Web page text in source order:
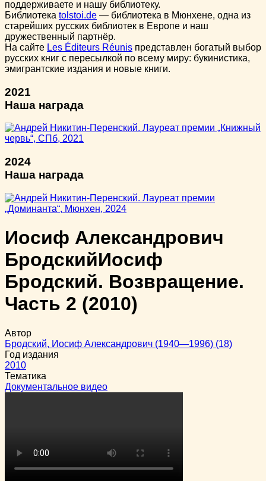
поддерживаете и нашу библиотеку.
Библиотека tolstoi.de — библиотека в Мюнхене, одна из
старейших русских библиотек в Европе и наш
дружественный партнёр.
На сайте Les Éditeurs Réunis представлен богатый выбор
русских книг с пересылкой по всему миру: букинистика,
эмигрантские издания и новые книги.
2021
Наша награда
2024
Наша награда
Иосиф Александрович
БродскийИосиф
Бродский. Возвращение.
Часть 2 (2010)
Автор
Бродский, Иосиф Александрович (1940—1996) (18)
Год издания
2010
Тематика
Документальное видео